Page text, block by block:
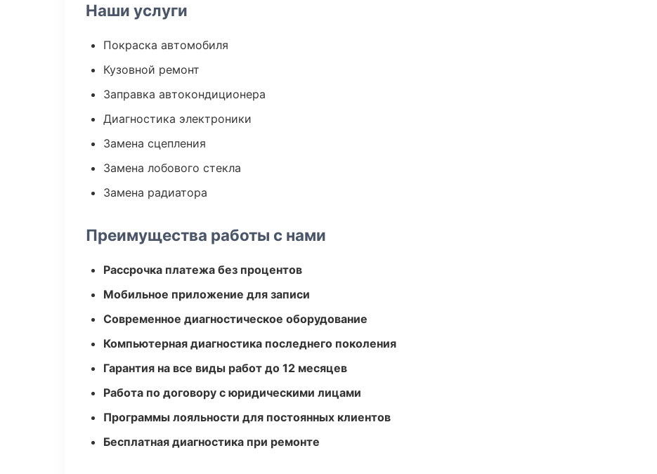
Наши услуги
Покраска автомобиля
Кузовной ремонт
Заправка автокондиционера
Диагностика электроники
Замена сцепления
Замена лобового стекла
Замена радиатора
Преимущества работы с нами
Рассрочка платежа без процентов
Мобильное приложение для записи
Современное диагностическое оборудование
Компьютерная диагностика последнего поколения
Гарантия на все виды работ до 12 месяцев
Работа по договору с юридическими лицами
Программы лояльности для постоянных клиентов
Бесплатная диагностика при ремонте